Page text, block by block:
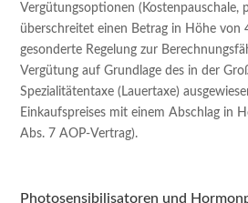
Vergütungsoptionen (Kostenpauschale,
überschreitet einen Betrag in Höhe von
gesonderte Regelung zur
Vergütung auf Grundlage des in der
Spezialitätentaxe (Lauertaxe)
Einkaufspreises mit einem Abschlag in
Abs. 7 AOP-Vertrag).
Photosensibilisatoren und